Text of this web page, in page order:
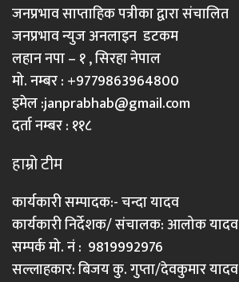
जनप्रभाव साप्ताहिक पत्रीका द्वारा संचालित
जनप्रभाव न्युज अनलाइन डटकम
लहान नपा – १ , सिरहा नेपाल
मो. नम्बर : +9779863964800
इमेल :janprabhab@gmail.com
दर्ता नम्बर : ११८
हाम्रो टीम
कार्यकारी सम्पादक:- चन्दा यादव
कार्यकारी निर्देशक/ संचालक: आलोक यादव
सम्पर्क मो. नं : 9819992976
सल्लाहकार: बिजय कु. गुप्ता/देवकुमार यादव